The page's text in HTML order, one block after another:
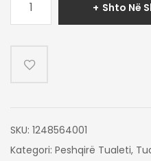
PESHQIR
BARDHE
Shto Në
SKU: 1248564001
Kategori: Peshqirë Tualeti,